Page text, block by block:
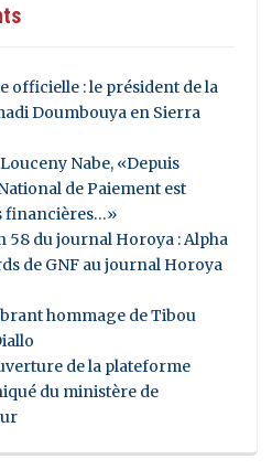
officielle : le président de la
Doumbouya en Sierra
Louceny Nabe, «Depuis
de Paiement est
financières…»
58 du journal Horoya : Alpha
de GNF au journal Horoya
hommage de Tibou
de la plateforme
du ministère de